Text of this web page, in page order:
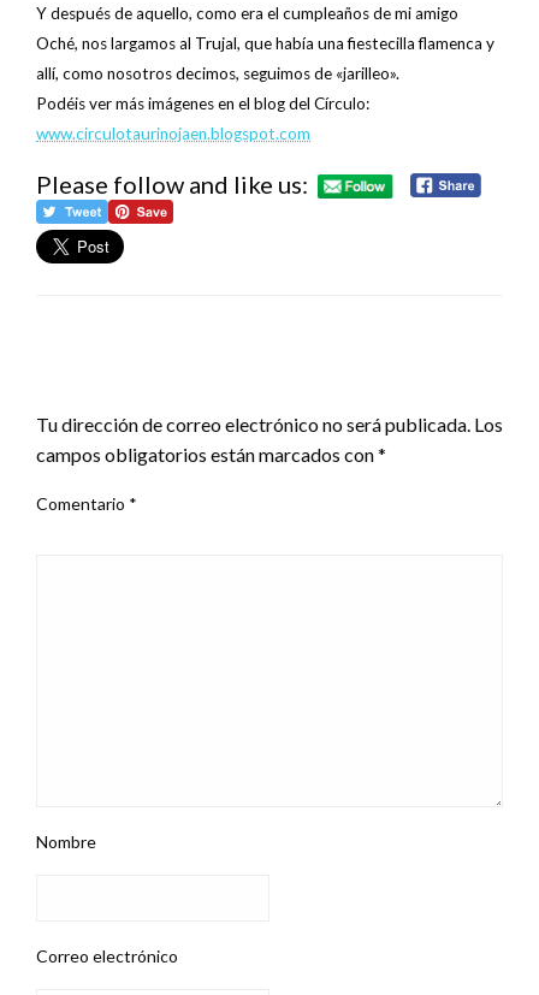
Y después de aquello, como era el cumpleaños de mi amigo
Oché, nos largamos al Trujal, que había una fiestecilla flamenca y
allí, como nosotros decimos, seguimos de «jarilleo».
Podéis ver más imágenes en el blog del Círculo:
www.circulotaurinojaen.blogspot.com
Please follow and like us:
Tu dirección de correo electrónico no será publicada. Los
campos obligatorios están marcados con*
Comentario *
Nombre
Correo electrónico